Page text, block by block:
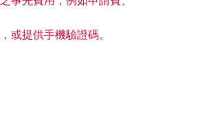
或提供手機驗證碼。